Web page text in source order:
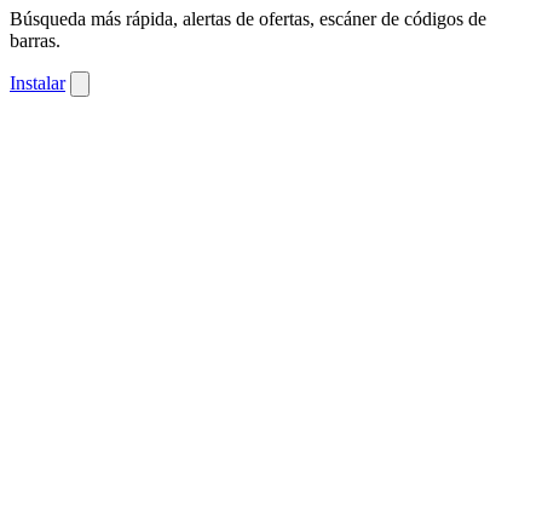
Búsqueda más rápida, alertas de ofertas, escáner de códigos de
barras.
Instalar